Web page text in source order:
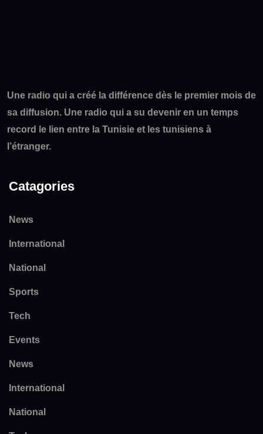
Une radio qui a créé la différence dès le premier mois de
sa diffusion. Une radio qui a su devenir en un temps
record le lien entre la Tunisie et les tunisiens à
l’étranger.
Catagories
News
International
National
Sports
Tech
Events
News
International
National